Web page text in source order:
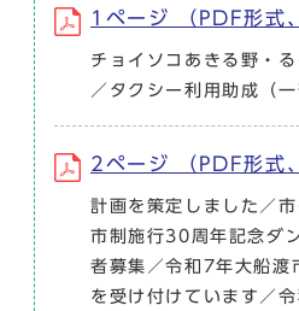
1ページ （PDF形式
チョイソコあきる野・
／タクシー利用助成（一
2ページ （PDF形式
計画を策定しました／
市制施行30周年記念ダ
者募集／令和7年大船渡
を受け付けています／